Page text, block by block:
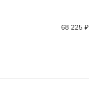
68 225 ₽